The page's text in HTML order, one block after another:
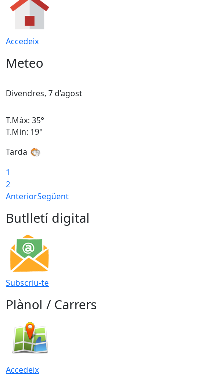
Accedeix
Meteo
Divendres, 7 d’agost
T.Màx: 35°
T.Min: 19°
Tarda
1
2
AnteriorSegüent
Butlletí digital
Subscriu-te
Plànol / Carrers
Accedeix